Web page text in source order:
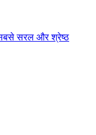
सबसे सरल और श्रेष्ठ